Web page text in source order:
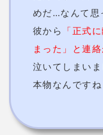
めだ…なんて思
彼から
「正式
まった」と連絡
泣いてしまいま
本物なんですね